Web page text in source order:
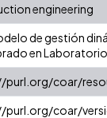
engineering
de gestión
en
coar/
purl.org/coar/